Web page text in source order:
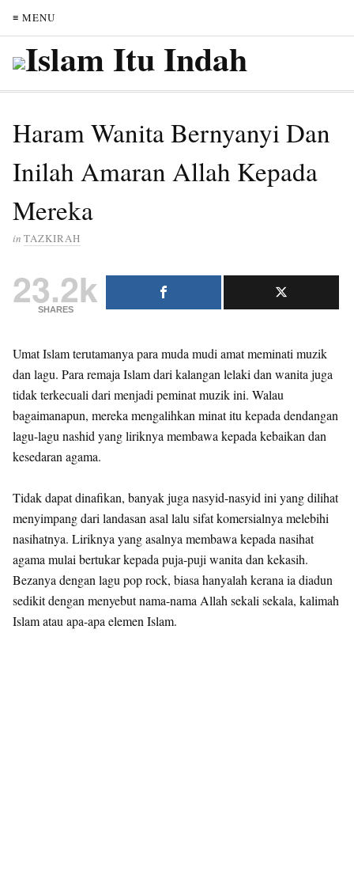
≡ MENU
Haram Wanita Bernyanyi Dan
Inilah Amaran Allah Kepada
Mereka
in TAZKIRAH
23.2k
SHARES
Umat Islam terutamanya para muda mudi amat meminati muzik
dan lagu. Para remaja Islam dari kalangan lelaki dan wanita juga
tidak terkecuali dari menjadi peminat muzik ini. Walau
bagaimanapun, mereka mengalihkan minat itu kepada dendangan
lagu-lagu nashid yang liriknya membawa kepada kebaikan dan
kesedaran agama.
Tidak dapat dinafikan, banyak juga nasyid-nasyid ini yang dilihat
menyimpang dari landasan asal lalu sifat komersialnya melebihi
nasihatnya. Liriknya yang asalnya membawa kepada nasihat
agama mulai bertukar kepada puja-puji wanita dan kekasih.
Bezanya dengan lagu pop rock, biasa hanyalah kerana ia diadun
sedikit dengan menyebut nama-nama Allah sekali sekala, kalimah
Islam atau apa-apa elemen Islam.